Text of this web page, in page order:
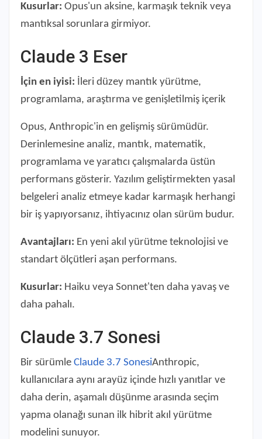
Kusurlar: Opus'un aksine, karmaşık teknik veya
mantıksal sorunlara girmiyor.
Claude 3 Eser
İçin en iyisi: İleri düzey mantık yürütme,
programlama, araştırma ve genişletilmiş içerik
Opus, Anthropic'in en gelişmiş sürümüdür.
Derinlemesine analiz, mantık, matematik,
programlama ve yaratıcı çalışmalarda üstün
performans gösterir. Yazılım geliştirmekten yasal
belgeleri analiz etmeye kadar karmaşık herhangi
bir iş yapıyorsanız, ihtiyacınız olan sürüm budur.
Avantajları: En yeni akıl yürütme teknolojisi ve
standart ölçütleri aşan performans.
Kusurlar: Haiku veya Sonnet'ten daha yavaş ve
daha pahalı.
Claude 3.7 Sonesi
Bir sürümle Claude 3.7 SonesiAnthropic,
kullanıcılara aynı arayüz içinde hızlı yanıtlar ve
daha derin, aşamalı düşünme arasında seçim
yapma olanağı sunan ilk hibrit akıl yürütme
modelini sunuyor.